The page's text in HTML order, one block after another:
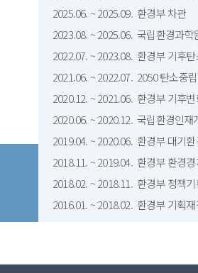
2025.06. ~ 2025.09. 환경부 차관
2023.08. ~ 2025.06. 국립환경과학
2022.07. ~ 2023.08. 환경부 기후
2021.06. ~ 2022.07. 2050 탄소중
2020.12. ~ 2021.06. 환경부 기후
2020.06. ~ 2020.12. 국립환경인재
2019.04. ~ 2020.06. 환경부 대기
2018.11. ~ 2019.04. 환경부 환경
2018.02. ~ 2018.11. 환경부 정책
2016.01. ~ 2018.02. 환경부 기획